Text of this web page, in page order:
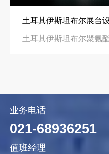
业务电话
021-68936251
值班经理